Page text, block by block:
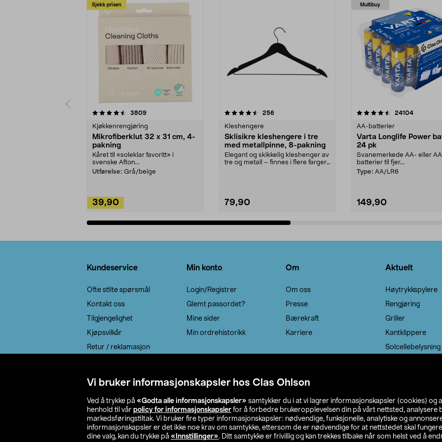
Vi bruker informasjonskapsler hos Clas Ohlson
Ved å trykke på «Godta alle informasjonskapsler» samtykker du i at vi lagrer informasjonskapsler (cookies) og
henhold til vår policy for informasjonskapsler for å forbedre brukeropplevelsen din på vårt nettsted, analysere
markedsføringstiltak. Vi bruker fire typer informasjonskapsler: nødvendige, funksjonelle, analytiske og
informasjonskapsler er det ikke noe krav om samtykke, ettersom de er nødvendige for at nettstedet skal
dine valg, kan du trykke på «Innstillinger». Ditt samtykke er frivillig og kan trekkes tilbake når som helst ved å
Sjekk prisen
3809anmeldelser
Kjøkkenrengjøring
Mikrofiberklut 32 x 31 cm, 4-
pakning
Kåret til «soleklar favoritt» i
svenske Afton...
Utførelse: Grå/beige
39,90
4.5av 5 stjerner 256anmeldelser
Kleshengere
Sklisikre kleshengere i tre
med metallpinne, 8-pakning
Elegant og skikkelig kleshenger av
tre og metall – finnes i flere farger.
79,90
Multibuy
4.5av 5 stjerner 24104
AA-batterier
Varta Longlife Power
24 pk
Svanemerkede AA- eller
batterier til fjer...
Type: AA/LR6
149,90
4.5av 5 stjerner
Kundeservice
Ofte stilte spørsmål
Kontakt oss
Tilgjengelighet
Kjøpsvilkår
Retur / reklamasjon
Min konto
Login/Registrer
Glemt passordet?
Mine sider
Min ordrehistorikk
Om
Om oss
Presse
Bærekraft
Karriere
Aktuelt
Høytrykkspylere
Rengjøring
Griller
Kantklippere
Solcellebelysning